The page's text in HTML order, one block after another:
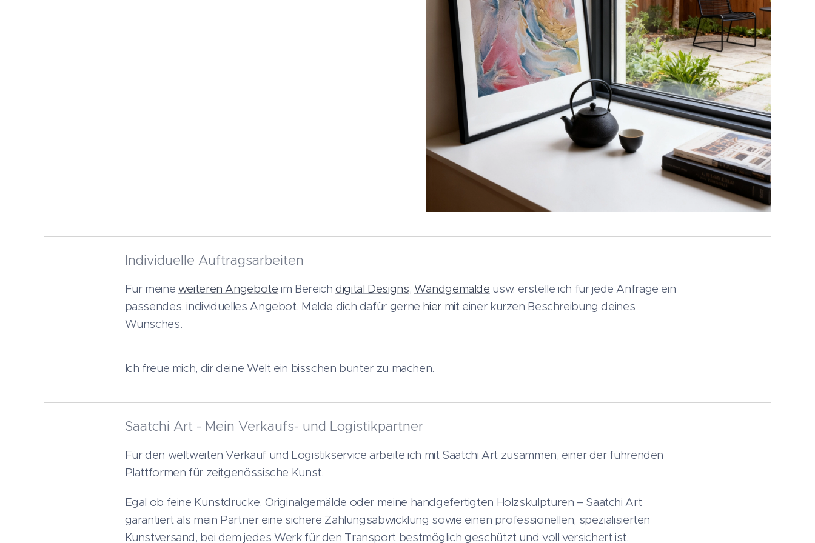
Individuelle Auftragsarbeiten
Für meine weiteren Angebote im Bereichdigital Designs, Wandgemälde usw. erstelle ich für jede Anfrage ein
passendes, individuelles Angebot. Melde dich dafür gerne hier mit einer kurzen Beschreibung deines
Wunsches.
Ich freue mich, dir deine Welt ein bisschen bunter zu machen.
Saatchi Art - Mein Verkaufs- und Logistikpartner
Für den weltweiten Verkauf und Logistikservice arbeite ich mit Saatchi Art zusammen, einer der führenden
Plattformen für zeitgenössische Kunst.
Egal ob feine Kunstdrucke, Originalgemälde oder meine handgefertigten Holzskulpturen – Saatchi Art
garantiert als mein Partner eine sichere Zahlungsabwicklung sowie einen professionellen, spezialisierten
Kunstversand, bei dem jedes Werk für den Transport bestmöglich geschützt und voll versichert ist.